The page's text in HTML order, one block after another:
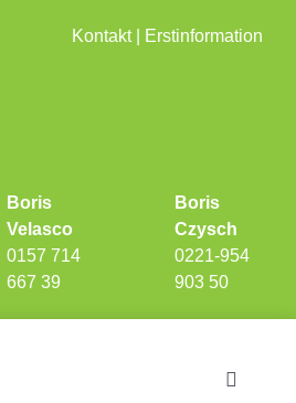
Boris
Velasco
0157 714
667 39
Boris
Czysch
0221-954
903 50
Kontakt| Erstinformation
Toggle